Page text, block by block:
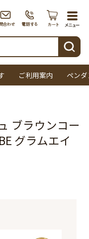
検索
ご利用案内 ペン
ブラウンコー
グラムエイ